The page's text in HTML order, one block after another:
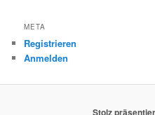
META
Registrieren
Anmelden
Stolz